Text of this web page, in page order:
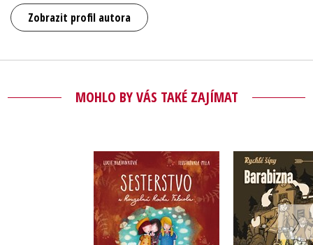
Zobrazit profil autora
MOHLO BY VÁS TAKÉ ZAJÍMAT
Sesterstvo a
kouzelná kočka
Fabiola
Lucie Hlavinková
Lucie
,
Jaroslav